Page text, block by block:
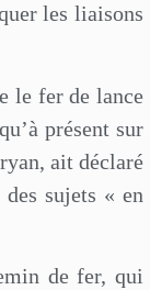
les liaisons
le fer de lance
présent sur
ait déclaré
sujets « en
de fer, qui